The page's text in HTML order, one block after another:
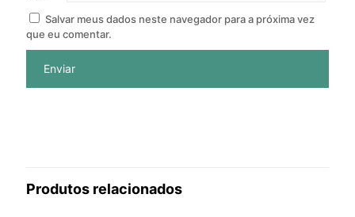
Salvar meus dados neste navegador para a próxima vez
que eu comentar.
Produtos relacionados